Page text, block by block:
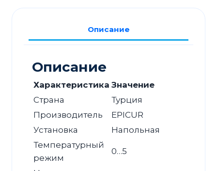
EMP.150.70.01-
Описание
Описание
Характеристика Значение
Страна
Турция
Производитель
EPICUR
Установка
Напольная
Температурный
режим
0…5